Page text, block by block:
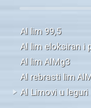
Al lim 99,5
Al lim eloksiran i
Al lim AlMg3
Al rebrasti lim
Al Limovi u leguri